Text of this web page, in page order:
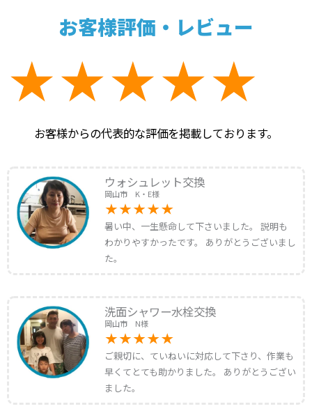
お客様評価・レビュー
お客様からの代表的な評価を掲載しております。
ウォシュレット交換
岡山市 K・E様
暑い中、一生懸命して下さいました。 説明も
わかりやすかったです。 ありがとうございまし
た。
洗面シャワー水栓交換
岡山市 N様
ご親切に、ていねいに対応して下さり、作業も
早くてとても助かりました。 ありがとうござい
ました。